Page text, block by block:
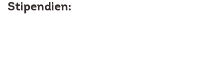
Stipendien: